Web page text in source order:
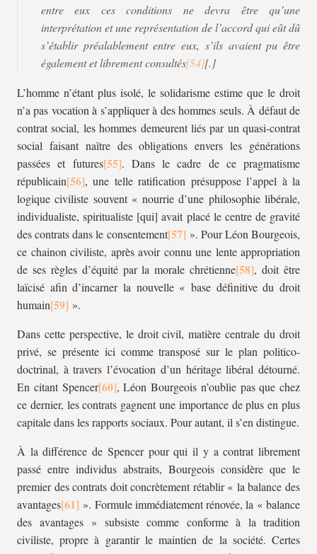
entre eux ces conditions ne devra être qu’une
interprétation et une représentation de l’accord qui eût dû
s’établir préalablement entre eux, s’ils avaient pu être
également et librement consultés
[.]
L’homme n’étant plus isolé, le solidarisme estime que le droit
n’a pas vocation à s’appliquer à des hommes seuls. À défaut de
contrat social, les hommes demeurent liés par un quasi-contrat
social faisant naître des obligations envers les générations
passées et futures
. Dans le cadre de ce pragmatisme
républicain
, une telle ratification présuppose l’appel à la
logique civiliste souvent « nourrie d’une philosophie libérale,
individualiste, spiritualiste [qui] avait placé le centre de gravité
des contrats dans le consentement
». Pour Léon Bourgeois,
ce chainon civiliste, après avoir connu une lente appropriation
de ses règles d’équité par la morale chrétienne
, doit être
laïcisé afin d’incarner la nouvelle « base définitive du droit
humain
».
Dans cette perspective, le droit civil, matière centrale du droit
privé, se présente ici comme transposé sur le plan politico-
doctrinal, à travers l’évocation d’un héritage libéral détourné.
En citant Spencer
, Léon Bourgeois n’oublie pas que chez
ce dernier, les contrats gagnent une importance de plus en plus
capitale dans les rapports sociaux. Pour autant, il s’en distingue.
À la différence de Spencer pour qui il y a contrat librement
passé entre individus abstraits, Bourgeois considère que le
premier des contrats doit concrètement rétablir « la balance des
avantages
». Formule immédiatement rénovée, la « balance
des avantages » subsiste comme conforme à la tradition
civiliste, propre à garantir le maintien de la société. Certes